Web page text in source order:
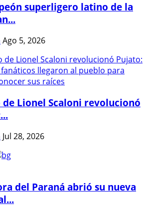
superligero latino de la
Ago 5, 2026
de Lionel Scaloni revolucionó
Jul 28, 2026
del Paraná abrió su nueva